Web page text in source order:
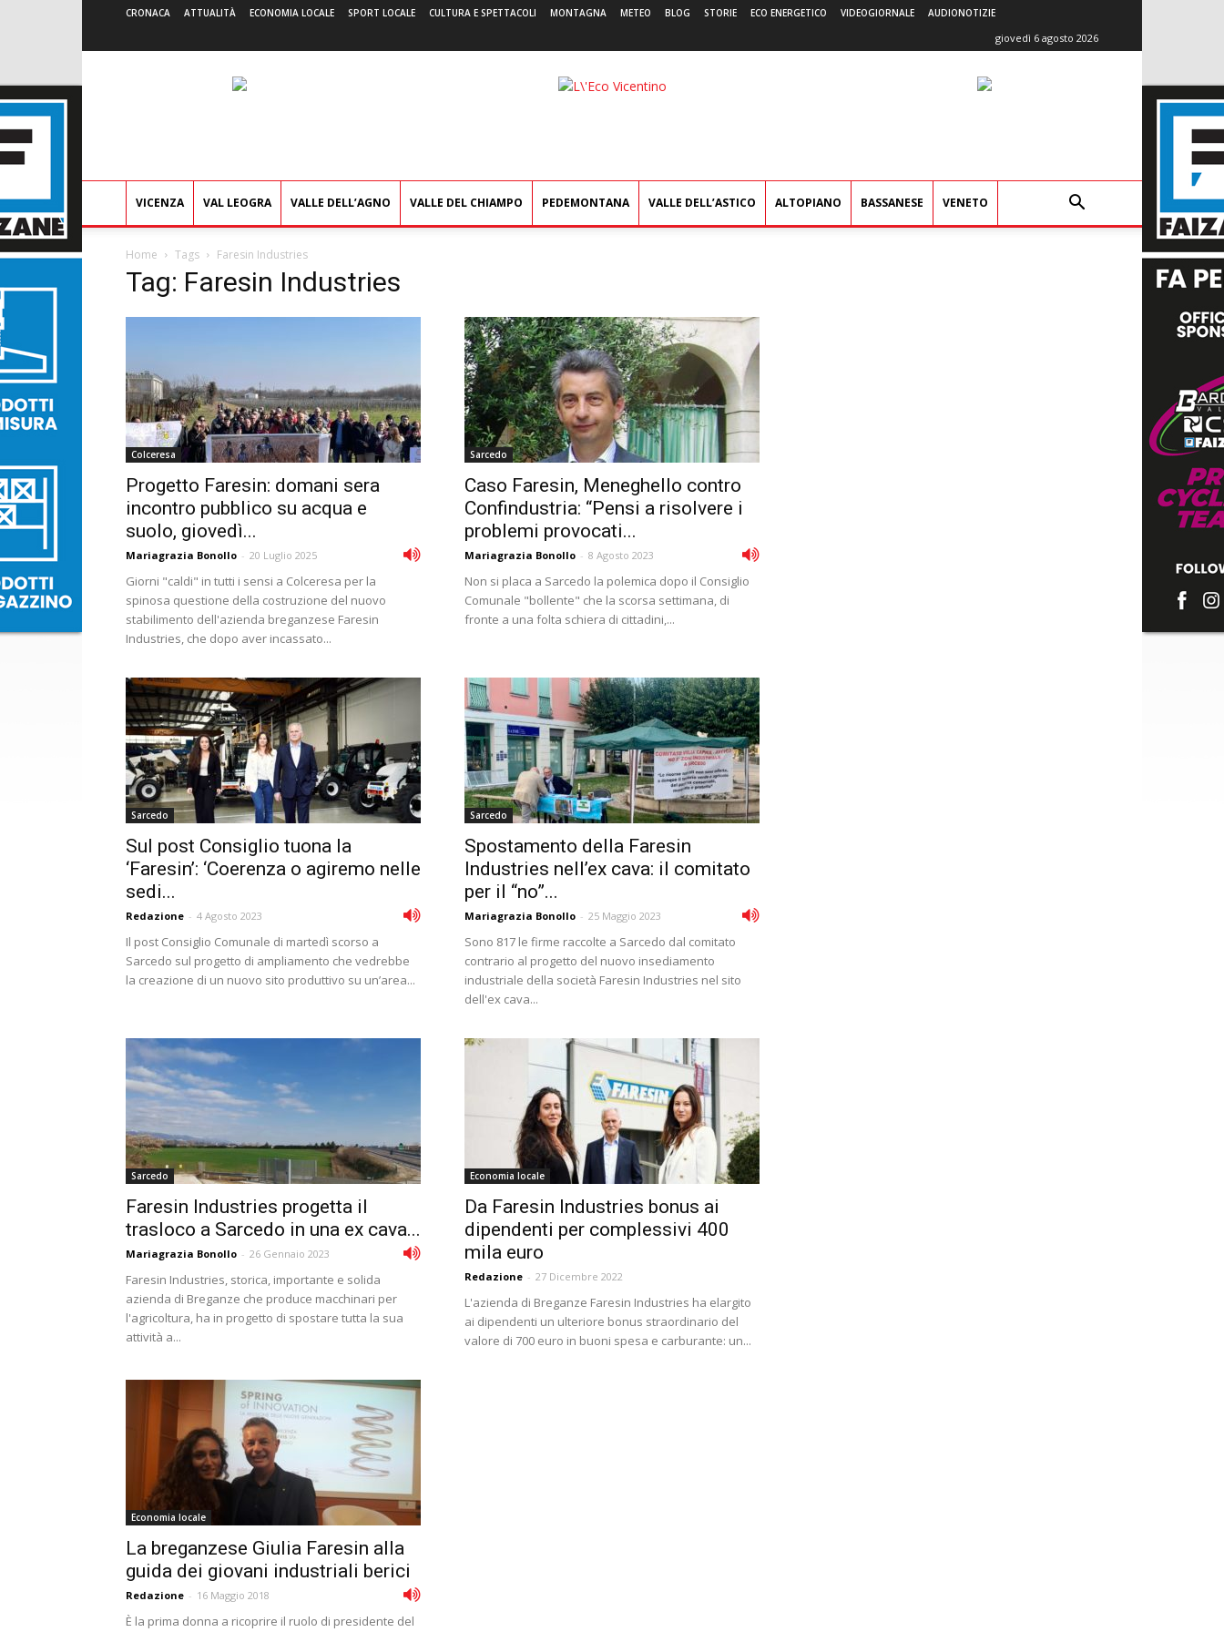
CRONACA ATTUALITÀ ECONOMIA LOCALE SPORT LOCALE CULTURA E SPETTACOLI MONTAGNA METEO BLOG STORIE ECO ENERGETICO VIDEOGIORNALE AUDIONOTIZIE
giovedì 6 agosto 2026
L'Eco
VICENZA VAL LEOGRA VALLE DELL’AGNO VALLE DEL CHIAMPO PEDEMONTANA VALLE DELL’ASTICO ALTOPIANO BASSANESE VENETO
Home Tags Faresin Industries
Tag: Faresin Industries
Colceresa
Progetto Faresin: domani sera
incontro pubblico su acqua e
suolo, giovedì...
Mariagrazia Bonollo - 20 Luglio 2025
Giorni "caldi" in tutti i sensi a Colceresa per la
spinosa questione della costruzione del nuovo
stabilimento dell'azienda breganzese Faresin
Industries, che dopo aver incassato...
Sarcedo
Caso Faresin, Meneghello contro
Confindustria: “Pensi a risolvere i
problemi provocati...
Mariagrazia Bonollo - 8 Agosto 2023
Non si placa a Sarcedo la polemica dopo il Consiglio
Comunale "bollente" che la scorsa settimana, di
fronte a una folta schiera di cittadini,...
Sarcedo
Sul post Consiglio tuona la
‘Faresin’: ‘Coerenza o agiremo nelle
sedi...
Redazione - 4 Agosto 2023
Il post Consiglio Comunale di martedì scorso a
Sarcedo sul progetto di ampliamento che vedrebbe
la creazione di un nuovo sito produttivo su un’area...
Sarcedo
Spostamento della Faresin
Industries nell’ex cava: il comitato
per il “no”...
Mariagrazia Bonollo - 25 Maggio 2023
Sono 817 le firme raccolte a Sarcedo dal comitato
contrario al progetto del nuovo insediamento
industriale della società Faresin Industries nel sito
dell'ex cava...
Sarcedo
Faresin Industries progetta il
trasloco a Sarcedo in una ex cava...
Mariagrazia Bonollo - 26 Gennaio 2023
Faresin Industries, storica, importante e solida
azienda di Breganze che produce macchinari per
l'agricoltura, ha in progetto di spostare tutta la sua
attività a...
Economia locale
Da Faresin Industries bonus ai
dipendenti per complessivi 400
mila euro
Redazione - 27 Dicembre 2022
L'azienda di Breganze Faresin Industries ha elargito
ai dipendenti un ulteriore bonus straordinario del
valore di 700 euro in buoni spesa e carburante: un...
Economia locale
La breganzese Giulia Faresin alla
guida dei giovani industriali berici
Redazione - 16 Maggio 2018
È la prima donna a ricoprire il ruolo di presidente del